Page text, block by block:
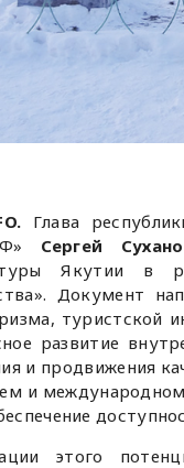
Глава
Сергей
Якутии в
Документ
туристской
развитие
и продвижения
и
этого